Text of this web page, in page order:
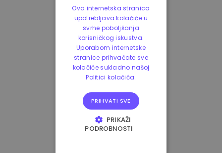
Ova internetska stranica
upotrebljava kolačiće u
svrhe poboljšanja
korisničkog iskustva.
Uporabom internetske
stranice prihvaćate sve
kolačiće sukladno našoj
Politici kolačića.
PRIHVATI SVE
PRIKAŽI
PODROBNOSTI